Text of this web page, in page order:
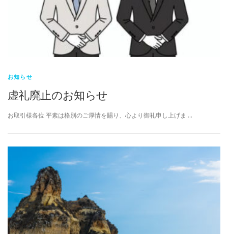
お知らせ
虚礼廃止のお知らせ
お取引様各位 平素は格別のご厚情を賜り、心より御礼申し上げま …